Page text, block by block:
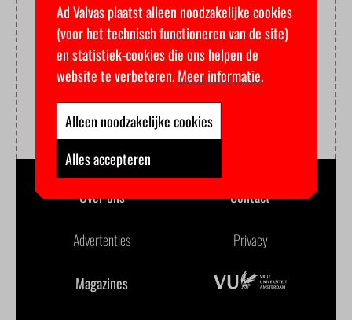
Over ons Contact
Advertenties Privacy
Magazines
Ad Valvas plaatst alleen noodzakelijke cookies
(voor het technisch functioneren van de site)
en statistiek-cookies die ons helpen de
website te verbeteren.Meer informatie.
Alleen noodzakelijke cookies
Alles accepteren